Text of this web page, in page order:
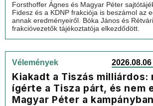
Forsthoffer Ágnes és Magyar Péter
Fidesz és a KDNP frakciója is beszámol az
annak eredményeiről. Bóka János és
frakcióvezetők tájékoztatója elkezdődött.
Vélemények
Kiakadt a Tiszás milliárdos:
ígérte a Tisza párt, és nem
Magyar Péter a kampányban